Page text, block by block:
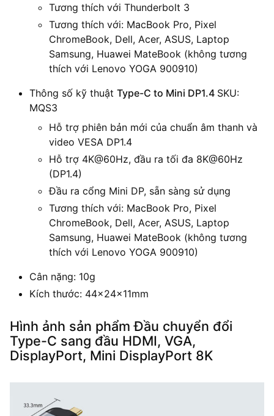
Tương thích với Thunderbolt 3
Tương thích với: MacBook Pro, Pixel
ChromeBook, Dell, Acer, ASUS, Laptop
Samsung, Huawei MateBook (không tương
thích với Lenovo YOGA 900910)
Thông số kỹ thuật Type-C to Mini DP1.4 SKU:
MQS3
Hỗ trợ phiên bản mới của chuẩn âm thanh và
video VESA DP1.4
Hỗ trợ 4K@60Hz, đầu ra tối đa 8K@60Hz
(DP1.4)
Đầu ra cổng Mini DP, sẵn sàng sử dụng
Tương thích với: MacBook Pro, Pixel
ChromeBook, Dell, Acer, ASUS, Laptop
Samsung, Huawei MateBook (không tương
thích với Lenovo YOGA 900910)
Cân nặng: 10g
Kích thước: 44x24x11mm
Hình ảnh sản phẩm Đầu chuyển đổi
Type-C sang đầu HDMI, VGA,
DisplayPort, Mini DisplayPort 8K